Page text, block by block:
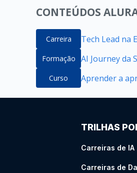
CONTEÚDOS
Carreira Tech Lead na
Formação AI Journey da
Curso Aprender a
TRILHAS
Carreiras de IA
Carreiras de